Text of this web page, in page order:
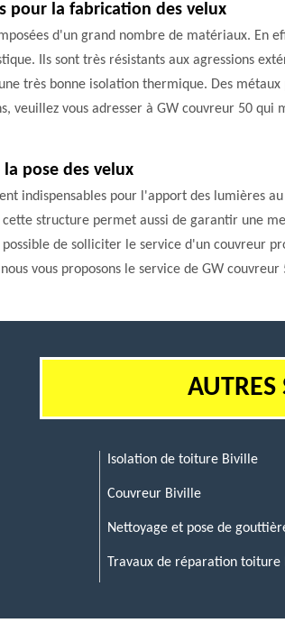
pour la fabrication des velux
d'un grand nombre de matériaux. En
Ils sont très résistants aux agressions
très bonne isolation thermique. Des
veuillez vous adresser à GW couvreur 50
pose des velux
indispensables pour l'apport des lumières au
structure permet aussi de garantir une
de solliciter le service d'un couvreur
vous proposons le service de GW couvreur
AUTRES
Isolation de toiture Biville
Couvreur Biville
Nettoyage et pose de
Travaux de réparation